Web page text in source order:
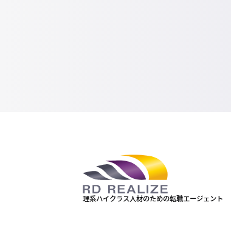
理系ハイクラス人材のための転職エージェント